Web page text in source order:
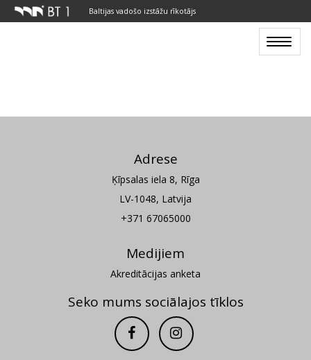
Baltijas vadošo izstāžu rīkotājs
Toggle
Adrese
Ķīpsalas iela 8, Rīga
LV-1048, Latvija
+371 67065000
Medijiem
Akreditācijas anketa
Seko mums sociālajos tīklos